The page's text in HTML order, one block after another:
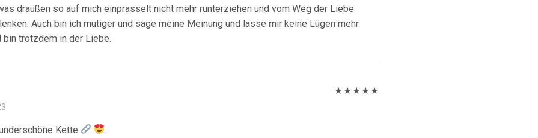
draußen so auf mich einprasselt nicht mehr runterziehen und vom Weg der Liebe
Auch bin ich mutiger und sage meine Meinung und lasse mir keine Lügen mehr
bin trotzdem in der Liebe.
Kette
.